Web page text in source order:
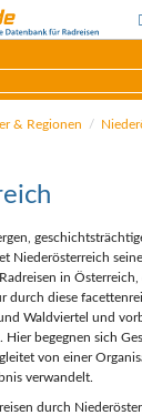
& Regionen
Niederösterreich
in
durch diese
Waldviertel und
begegnen sich
von einer
verwandelt.
durch